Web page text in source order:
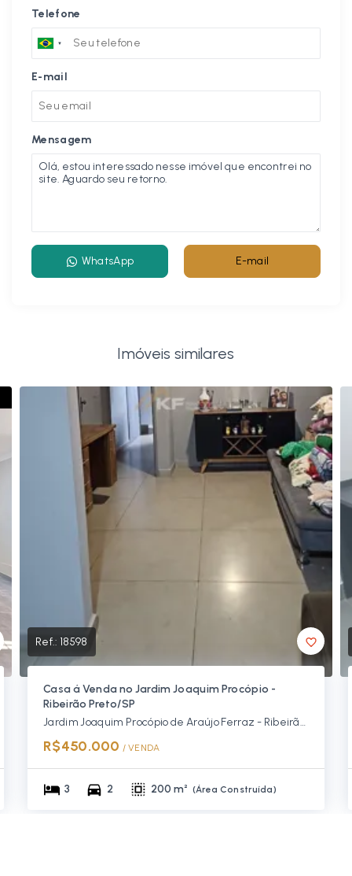
Telefone
E-mail
Mensagem
WhatsApp E-mail
Imóveis similares
Ref.: 18598
Casa á Venda no Jardim Joaquim Procópio -
Ribeirão Preto/SP
Jardim Joaquim Procópio de Araújo Ferraz - Ribeirão Preto/SP, Zona Norte
R$450.000 / VENDA
3 2 200 m² (Área Construída)